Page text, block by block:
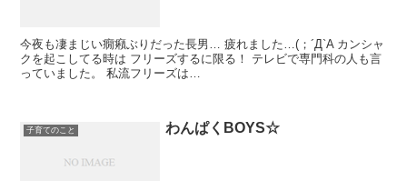
今夜も凄まじい癇癪ぶりだった長男… 疲れました…(；´Д`A カンシャ
クを起こしてる時は フリーズするに限る！ テレビで専門科の人も言
っていました。 私流フリーズは…
子育てのこと わんぱくBOYS☆